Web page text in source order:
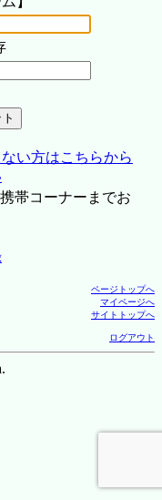
い方はこちらから
帯コーナーまでお
ページトップへ
マイページへ
サイトトップへ
ログアウト